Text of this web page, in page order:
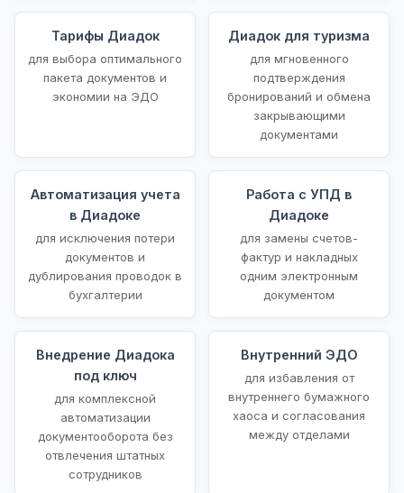
Тарифы Диадок
для выбора оптимального
пакета документов и
экономии на ЭДО
Диадок для туризма
для мгновенного
подтверждения
бронирований и обмена
закрывающими
документами
Автоматизация учета
в Диадоке
для исключения потери
документов и
дублирования проводок в
бухгалтерии
Работа с УПД в
Диадоке
для замены счетов-
фактур и накладных
одним электронным
документом
Внедрение Диадока
под ключ
для комплексной
автоматизации
документооборота без
отвлечения штатных
сотрудников
Внутренний ЭДО
для избавления от
внутреннего бумажного
хаоса и согласования
между отделами